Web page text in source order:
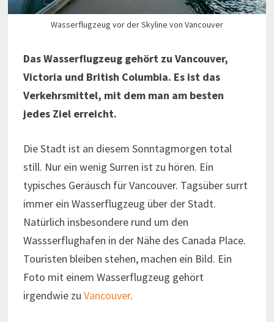
Wasserflugzeug vor der Skyline von Vancouver
Das Wasserflugzeug gehört zu Vancouver,
Victoria und British Columbia. Es ist das
Verkehrsmittel, mit dem man am besten
jedes Ziel erreicht.
Die Stadt ist an diesem Sonntagmorgen total
still. Nur ein wenig Surren ist zu hören. Ein
typisches Geräusch für Vancouver. Tagsüber surrt
immer ein Wasserflugzeug über der Stadt.
Natürlich insbesondere rund um den
Wassserflughafen in der Nähe des Canada Place.
Touristen bleiben stehen, machen ein Bild. Ein
Foto mit einem Wasserflugzeug gehört
irgendwie zu Vancouver.